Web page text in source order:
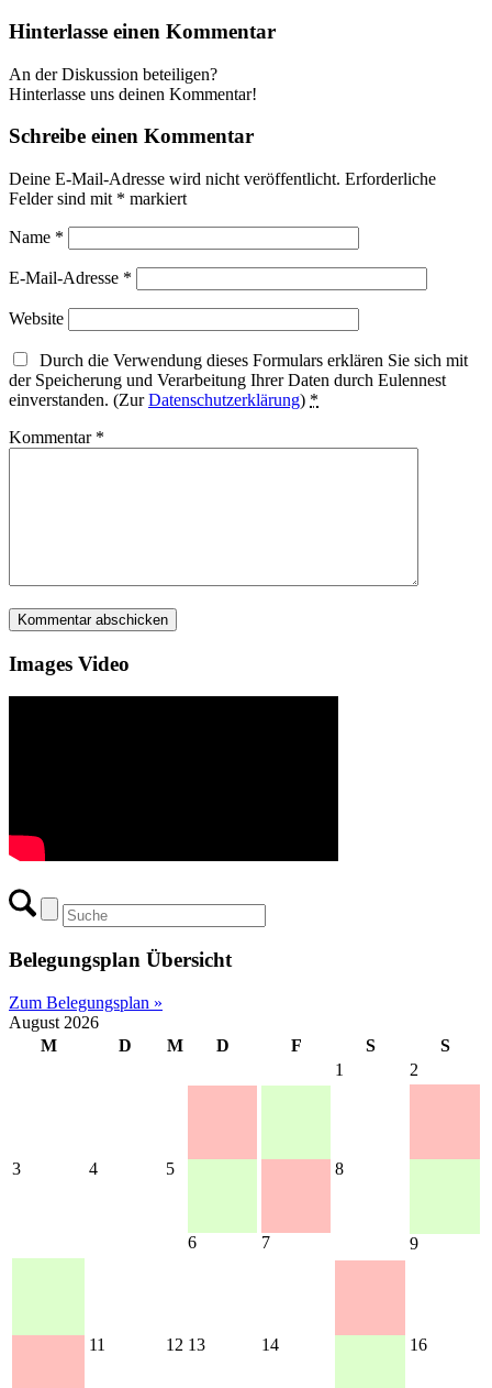
Hinterlasse einen Kommentar
An der Diskussion beteiligen?
Hinterlasse uns deinen Kommentar!
Schreibe einen Kommentar
Deine E-Mail-Adresse wird nicht veröffentlicht. Erforderliche
Felder sind mit * markiert
Name *
E-Mail-Adresse *
Website
Durch die Verwendung dieses Formulars erklären Sie sich mit
der Speicherung und Verarbeitung Ihrer Daten durch Eulennest
einverstanden. (ZurDatenschutzerklärung) *
Kommentar *
Images Video
Belegungsplan Übersicht
Zum Belegungsplan »
August 2026
M
D M D F S
S
1
2
3 4 5
6 7
8
9
11 12 13 14 16